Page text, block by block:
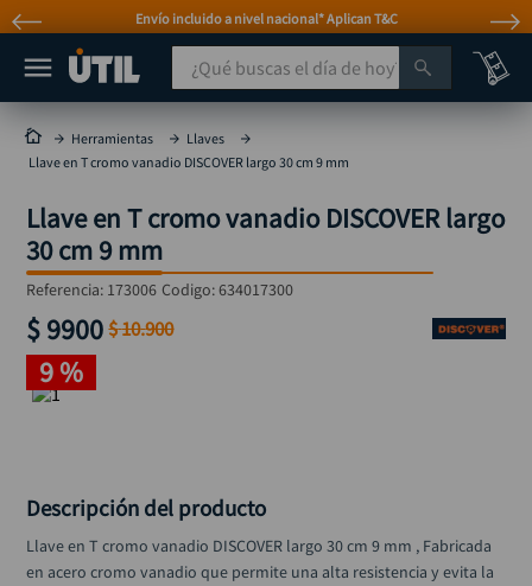
Envío incluido a nivel nacional* Aplican T&C
¿Qué buscas el día de hoy?
Herramientas
Llaves
Llave en T cromo vanadio DISCOVER largo 30 cm 9 mm
Llave en T cromo vanadio DISCOVER largo
30 cm 9 mm
Referencia: 173006 Codigo:634017300
$9900 $10.900
9 %
Descripción del producto
Llave en T cromo vanadio DISCOVER largo 30 cm 9 mm , Fabricada
en acero cromo vanadio que permite una alta resistencia y evita la
MÁS BUSCADOS
taladro
taladros pulidoras
compresor
sierra circular
ruteadora
broca
taladro inalámbrico
alicate